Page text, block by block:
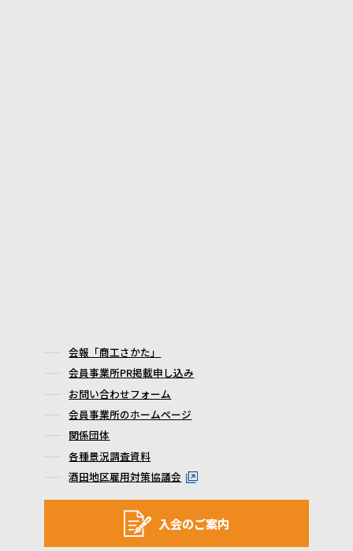
会報「商工さかた」
会員事業所PR掲載申し込み
お問い合わせフォーム
会員事業所のホームページ
関係団体
各種景況調査資料
酒田地区雇用対策協議会
入会のご案内